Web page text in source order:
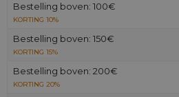
Bestelling boven: 100€
KORTING 10%
Bestelling boven: 150€
KORTING 15%
Bestelling boven: 200€
KORTING 20%